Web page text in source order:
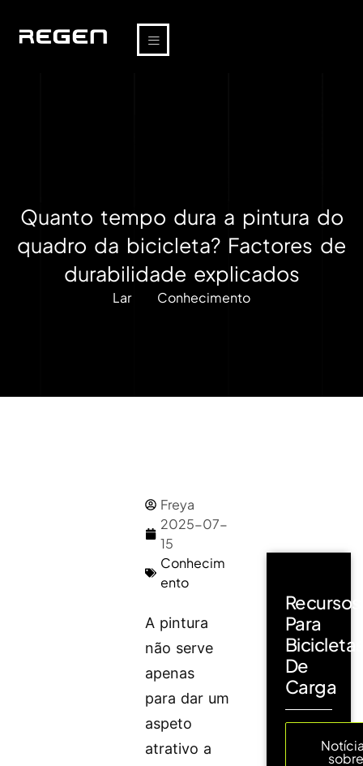
Quanto tempo dura a pintura do
quadro da bicicleta? Factores de
durabilidade explicados
Lar Conhecimento
Freya
2025-07-
15
Conhecim
ento
A pintura
não serve
apenas
para dar um
aspeto
atrativo a
Recursos
Para
De
Carga
sobre